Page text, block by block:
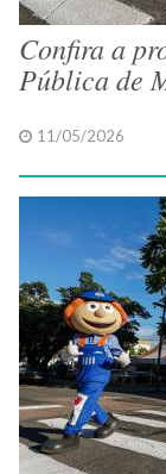
Confira a
Pública de
11/05/2026